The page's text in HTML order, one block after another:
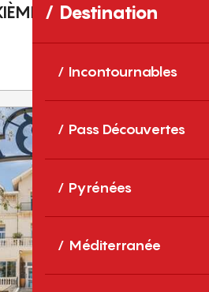
Destination
Incontournables
Pass Découvertes
Pyrénées
Méditerranée
ÉTAGE